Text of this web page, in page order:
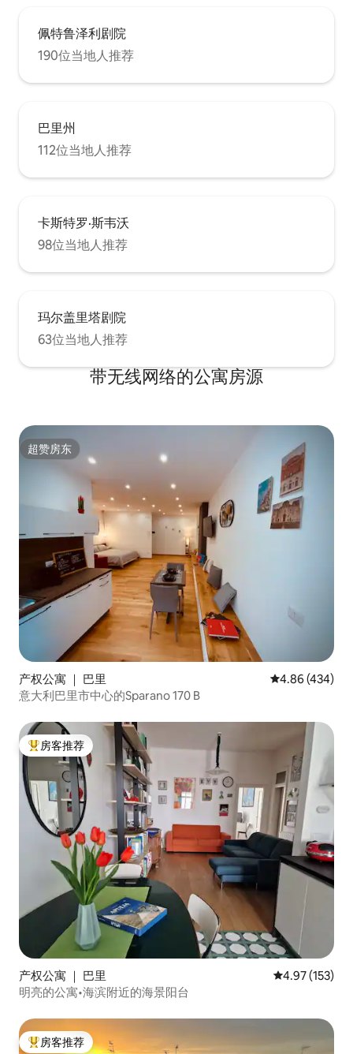
佩特鲁泽利剧院
190位当地人推荐
巴里州
112位当地人推荐
卡斯特罗·斯韦沃
98位当地人推荐
玛尔盖里塔剧院
63位当地人推荐
带无线网络的公寓房源
超赞房东
超赞房东
产权公寓 ｜ 巴里 平均评分 4.86
4.86 (434)
意大利巴里市中心的Sparano 170 B
热门「房客推荐」
房客推荐
产权公寓 ｜ 巴里 平均评分 4.97
4.97 (153)
明亮的公寓•海滨附近的海景阳台
热门「房客推荐」
房客推荐